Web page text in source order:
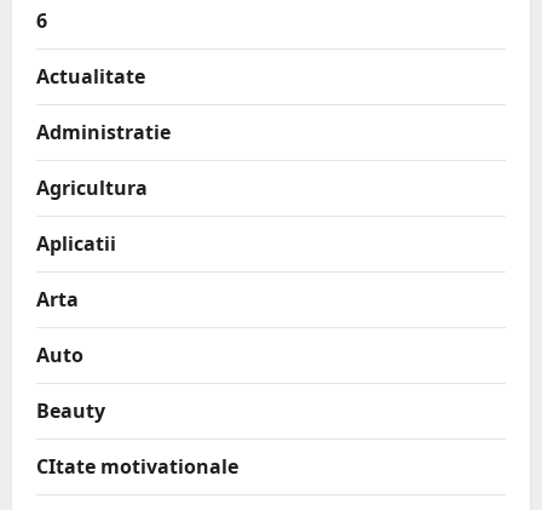
6
Actualitate
Administratie
Agricultura
Aplicatii
Arta
Auto
Beauty
CItate motivationale